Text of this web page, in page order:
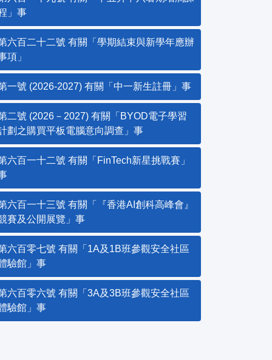
」事
六百二十二號 有關「學期結束與新學年應辦
項」
一號 (2026-2027) 有關「中一新生註冊」事
二號 (2026－2027) 有關「BYOD電子學習
劃之購買平板電腦意向調查」事
六百一十二號 有關「FinTech新星挑戰賽」
六百一十三號 有關「『香港AI創科高峰會』
賽及公開展覽」事
六百零七號 有關「1A及1B班參觀安全社區
驗館」事
六百零六號 有關「3A及3B班參觀安全社區
驗館」事